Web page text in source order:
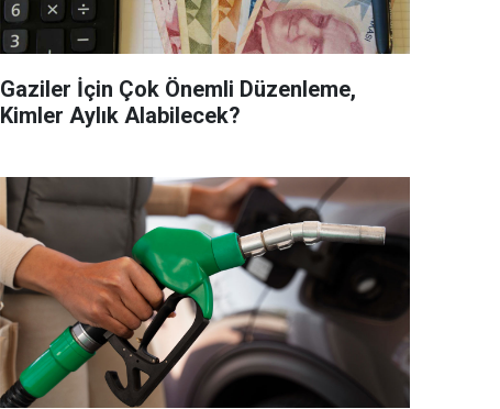
Gaziler İçin Çok Önemli Düzenleme,
Kimler Aylık Alabilecek?